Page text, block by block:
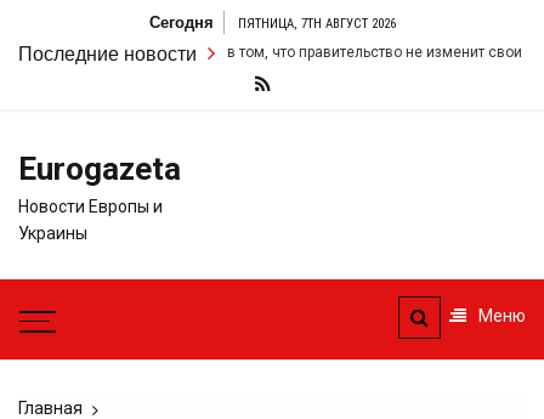
содержимому
Сегодня ПЯТНИЦА, 7TH АВГУСТ 2026
Последние новости
свою настойчивость в том, что правительство не изменит свои
Eurogazeta
Новости Европы и
Украины
Меню
Главная